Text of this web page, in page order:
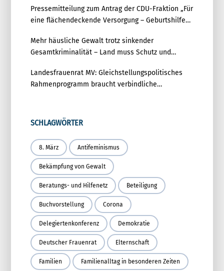
Pressemitteilung zum Antrag der CDU-Fraktion „Für
eine flächendeckende Versorgung – Geburtshilfe
Mehr häusliche Gewalt trotz sinkender
Gesamtkriminalität – Land muss Schutz und
Landesfrauenrat MV: Gleichstellungspolitisches
Rahmenprogramm braucht verbindliche
SCHLAGWÖRTER
8. März Antifeminismus
Bekämpfung von Gewalt
Beratungs- und Hilfenetz Beteiligung
Buchvorstellung Corona
Delegiertenkonferenz Demokratie
Deutscher Frauenrat Elternschaft
Familien Familienalltag in besonderen Zeiten